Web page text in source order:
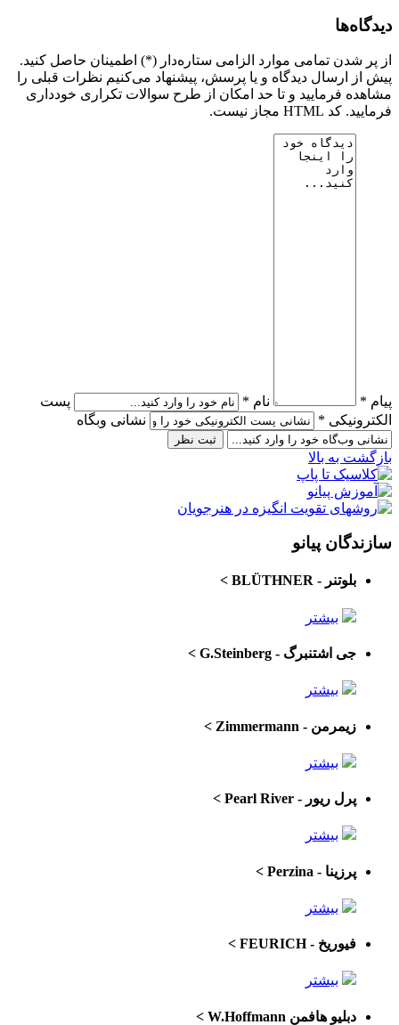
دیدگاه‌ها
از پر شدن تمامی موارد الزامی ستاره‌دار (*) اطمینان حاصل کنید.
پیش از ارسال دیدگاه و یا پرسش، پیشنهاد می‌کنیم نظرات قبلی را
مشاهده فرمایید و تا حد امکان از طرح سوالات تکراری خودداری
فرمایید. کد HTML مجاز نیست.
پیام * نام *
پست
الکترونیکی *
نشانی وبگاه
بازگشت به بالا
سازندگان پیانو
بلوتنر - BLÜTHNER >
بیشتر
جی اشتنبرگ - G.Steinberg >
بیشتر
زیمرمن - Zimmermann >
بیشتر
پرل ریور - Pearl River >
بیشتر
پرزینا - Perzina >
بیشتر
فیوریخ - FEURICH >
بیشتر
دبلیو هافمن W.Hoffmann >